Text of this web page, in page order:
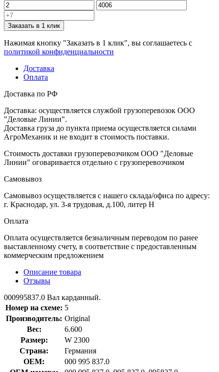
Заказать в 1 клик
Нажимая кнопку "Заказать в 1 клик", вы соглашаетесь с
политикой конфиденциальности
Доставка
Оплата
Доставка по РФ
Доставка: осуществляется службой грузоперевозок ООО
"Деловые Линии".
Доставка груза до пункта приема осуществляется силами
АгроМеханик и не входит в стоимость поставки.
Стоимость доставки грузоперевозчиком ООО "Деловые
Линии" оговаривается отдельно с грузоперевозчиком
Самовывоз
Самовывоз осуществляется с нашего склада/офиса по адресу:
г. Краснодар, ул. 3-я трудовая, д.100, литер Н
Оплата
Оплата осуществляется безналичным переводом по ранее
выставленному счету, в соответствие с предоставленным
коммерческим предложением
Описание товара
Отзывы
000995837.0 Вал карданный.
Номер на схеме: 5
Производитель: Original
Вес:
6.600
Размер:
W 2300
Страна:
Германия
OEM:
000 995 837.0